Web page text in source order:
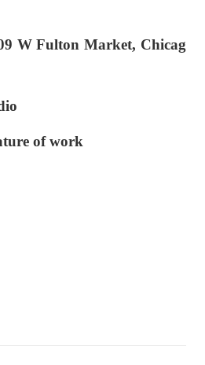
Fulton Market, Chicag
of work